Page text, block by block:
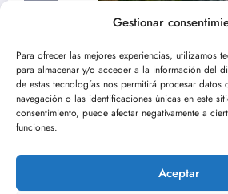
Gestionar
Para ofrecer las mejores experiencias, utilizamos
para almacenar y/o acceder a la información del
de estas tecnologías nos permitirá procesar
navegación o las identificaciones únicas en este
consentimiento, puede afectar negativamente a
funciones.
Aceptar
Descubre el parque de la
Pablo Arranz